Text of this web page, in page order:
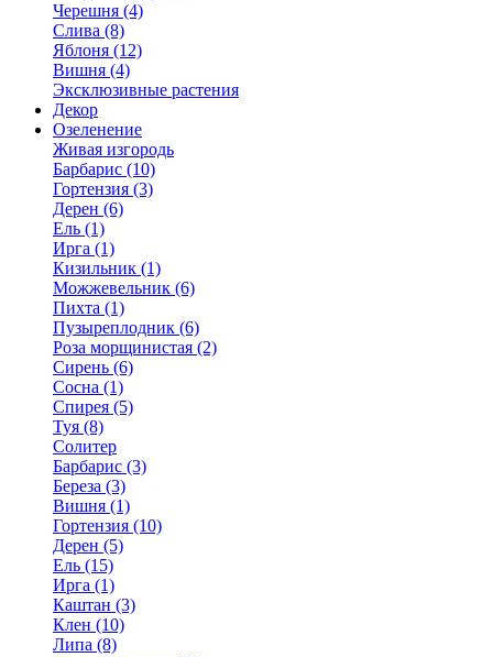
Черешня (4)
Слива (8)
Яблоня (12)
Вишня (4)
Эксклюзивные растения
Декор
Озеленение
Живая изгородь
Барбарис (10)
Гортензия (3)
Дерен (6)
Ель (1)
Ирга (1)
Кизильник (1)
Можжевельник (6)
Пихта (1)
Пузыреплодник (6)
Роза морщинистая (2)
Сирень (6)
Сосна (1)
Спирея (5)
Туя (8)
Солитер
Барбарис (3)
Береза (3)
Вишня (1)
Гортензия (10)
Дерен (5)
Ель (15)
Ирга (1)
Каштан (3)
Клен (10)
Липа (8)